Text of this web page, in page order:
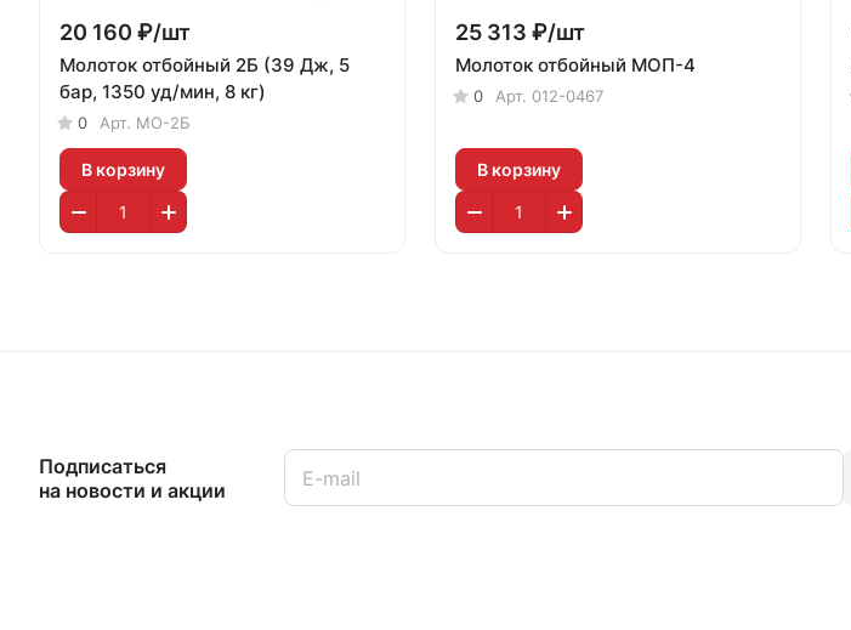
20 160 ₽/шт
Молоток отбойный 2Б (39 Дж, 5
бар, 1350 уд/мин, 8 кг)
0 Арт. МО-2Б
В корзину
25 313 ₽/шт
Молоток отбойный МОП-4
0 Арт. 012-0467
В корзину
Подписаться
на новости и акции